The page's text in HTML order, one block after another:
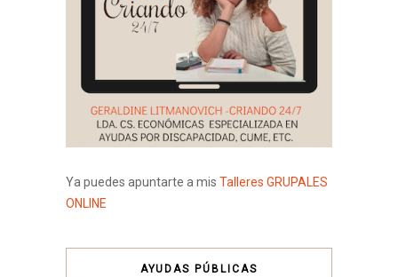
Ya puedes apuntarte a mis Talleres GRUPALES
ONLINE
AYUDAS PÚBLICAS